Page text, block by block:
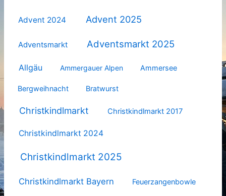
Advent 2024 Advent 2025
Adventsmarkt Adventsmarkt 2025
Allgäu Ammergauer Alpen Ammersee
Bergweihnacht Bratwurst
Christkindlmarkt Christkindlmarkt 2017
Christkindlmarkt 2024
Christkindlmarkt 2025
Christkindlmarkt Bayern Feuerzangenbowle